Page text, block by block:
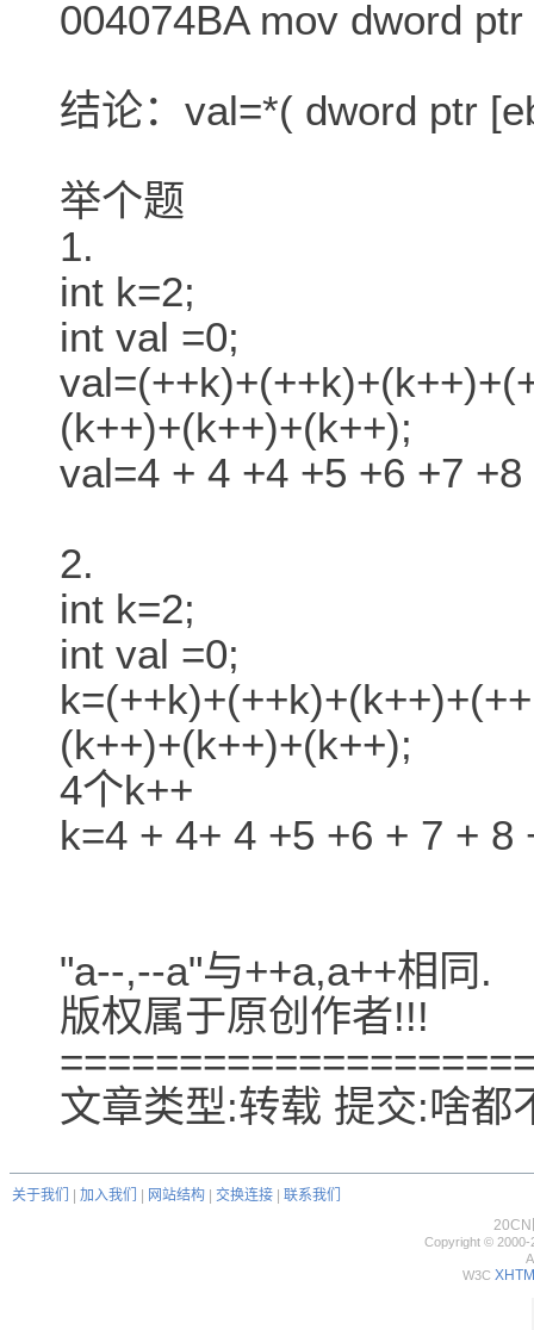
004074BA mov dword
结论：val=*( dword ptr
举个题
1.
int k=2;
int val =0;
(k++)+(k++)+(k++);
val=4 + 4 +4 +5 +6 +7
2.
int k=2;
int val =0;
(k++)+(k++)+(k++);
4个k++
k=4 + 4+ 4 +5 +6 + 7 + 8
"a--,--a"与++a,a++相同.
版权属于原创作者!!!
文章类型:转载 提交:啥都
关于我们 加入我们 网站结构 交换连接
联系我们
20CN
Copyright © 2000-
W3C